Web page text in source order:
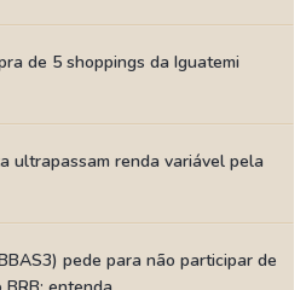
de 5 shoppings da Iguatemi
ultrapassam renda variável pela
pede para não participar de